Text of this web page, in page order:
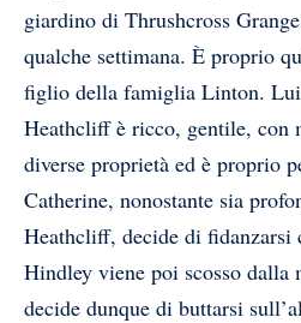
giardino di Thrushcross
qualche settimana. È proprio
figlio della famiglia Linton.
Heathcliff è ricco, gentile, con
diverse proprietà ed è proprio
Catherine, nonostante sia
Heathcliff, decide di fidanzarsi
Hindley viene poi scosso dalla
decide dunque di buttarsi